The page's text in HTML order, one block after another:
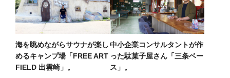
海を眺めながらサウナが楽し
めるキャンプ場「FREE ART
FIELD 出雲崎」。
中小企業コンサルタントが作
った駄菓子屋さん「三条ベー
ス」。